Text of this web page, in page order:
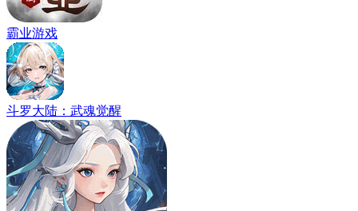
霸业游戏
斗罗大陆：武魂觉醒